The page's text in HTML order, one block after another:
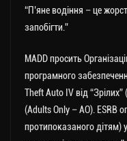
“П’яне водіння – це
запобігти.”
MADD просить
програмного
Theft Auto IV від
(Adults Only – АО). ESRB
протипоказаного дітям)